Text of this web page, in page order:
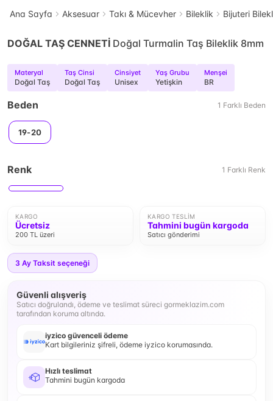
Ana Sayfa Aksesuar Takı & Mücevher Bileklik Bijuteri
DOĞAL TAŞ CENNETİ Doğal Turmalin Taş Bileklik 8mm
Materyal
Doğal Taş
Taş Cinsi
Doğal Taş
Cinsiyet
Unisex
Yaş Grubu
Yetişkin
Menşei
BR
Beden 1 Farklı Beden
19-20
Renk 1 Farklı Renk
KARGO
Ücretsiz
200 TL üzeri
KARGO TESLIM
Tahmini bugün kargoda
Satıcı gönderimi
3 Ay Taksit seçeneği
Güvenli alışveriş
Satıcı doğrulandı, ödeme ve teslimat süreci gormeklazim.com
tarafından koruma altında.
iyzico güvenceli ödeme
Kart bilgileriniz şifreli, ödeme iyzico korumasında.
Hızlı teslimat
Tahmini bugün kargoda